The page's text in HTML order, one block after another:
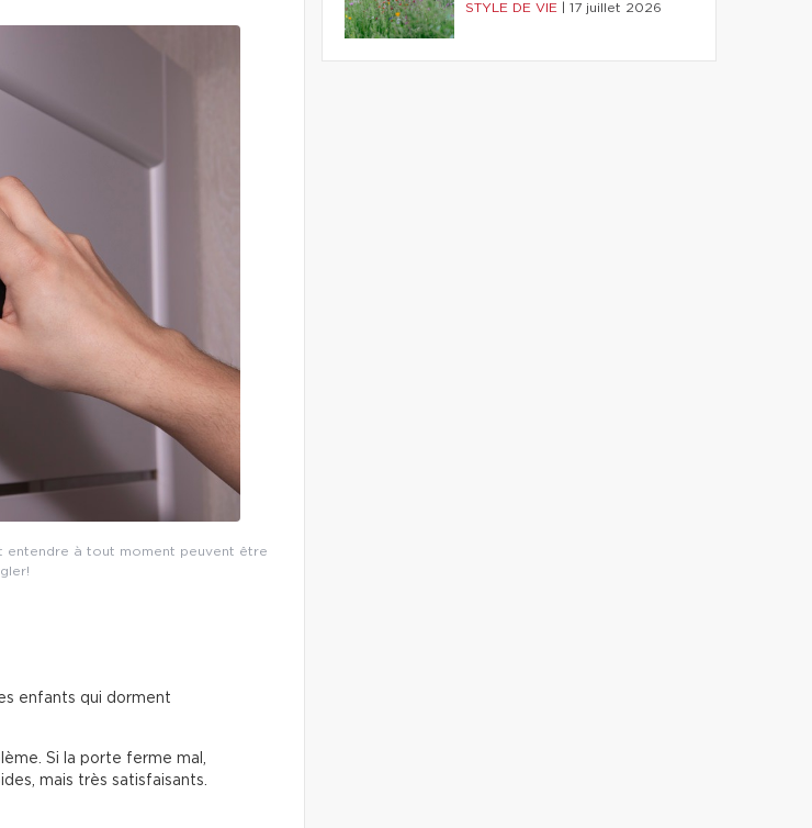
entendre à tout moment peuvent être
enfants qui dorment
Si la porte ferme mal,
mais très satisfaisants.
STYLE DE VIE 17 juillet 2026